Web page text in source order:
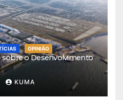
OPINIÃO
sobre o Desenvolvimento
KUMA